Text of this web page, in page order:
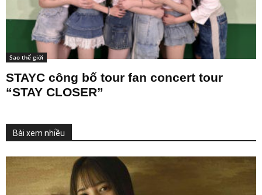
Sao thế giới
STAYC công bố tour fan concert tour
“STAY CLOSER”
Bài xem nhiều